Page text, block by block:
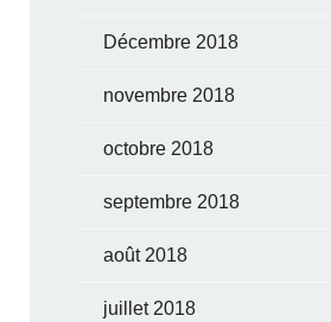
Décembre 2018
novembre 2018
octobre 2018
septembre 2018
août 2018
juillet 2018